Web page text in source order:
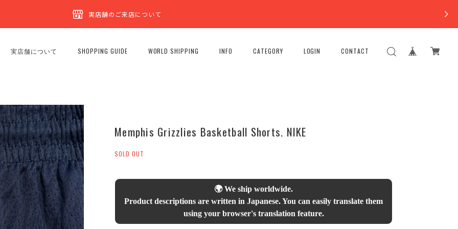
実店舗のご来店について
実店舗について SHOPPING GUIDE WORLD SHIPPING INFO CATEGORY LOGIN CONTACT
Memphis Grizzlies Basketball Shorts. NIKE
SOLD OUT
🌍 We ship worldwide.
Product descriptions are written in Japanese. You can easily translate them
using your browser's translation feature.